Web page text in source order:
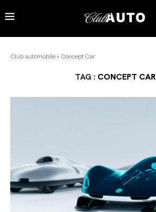
Club automobile » Concept Car
TAG : CONCEPT CAR